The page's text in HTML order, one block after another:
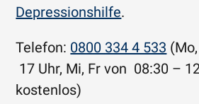
Depressionshilfe.
Telefon: 0800 334 4 533
17 Uhr, Mi, Fr von 08:30 –
kostenlos)